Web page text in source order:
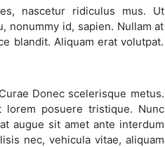
nascetur ridiculus mus. Ut
nonummy id, sapien. Nullam at
blandit. Aliquam erat volutpat.
Donec scelerisque metus.
posuere tristique. Nunc
augue sit amet ante interdum
nec, vehicula vitae, aliquam